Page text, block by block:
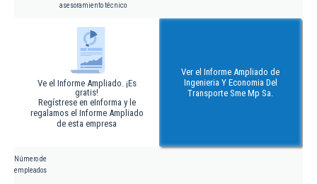
asesoramiento técnico
Ve el Informe Ampliado. ¡Es
gratis!
Regístrese en eInforma y le
regalamos el Informe Ampliado
de esta empresa
Ver el Informe Ampliado de
Ingenieria Y Economia Del
Transporte Sme Mp Sa.
Número de
empleados